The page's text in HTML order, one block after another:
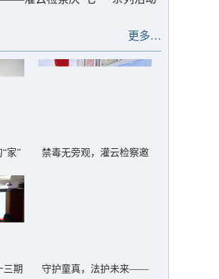
更多…
家”
禁毒无旁观，灌云检察邀
三期
守护童真，法护未来——